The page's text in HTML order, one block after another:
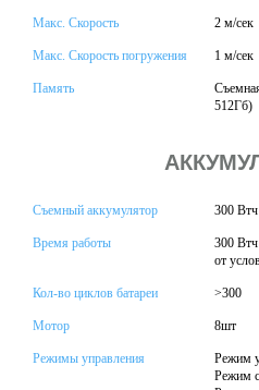
Макс. Скорость 2 м/сек
Макс. Скорость погружения 1 м/сек
Память
512Гб)
Съемный аккумулятор 300
Время работы
300
от
Кол-во циклов батареи >300
Мотор 8шт
Режимы управления
Режим
Режим